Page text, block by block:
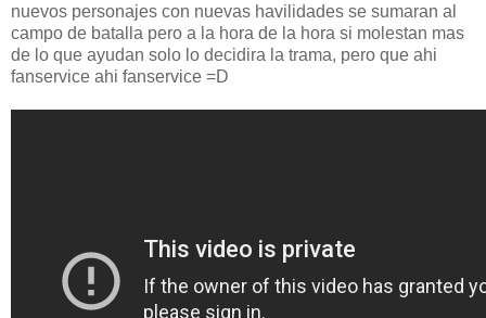
nuevos personajes con nuevas havilidades se sumaran al
campo de batalla pero a la hora de la hora si molestan mas
de lo que ayudan solo lo decidira la trama, pero que ahi
fanservice ahi fanservice =D